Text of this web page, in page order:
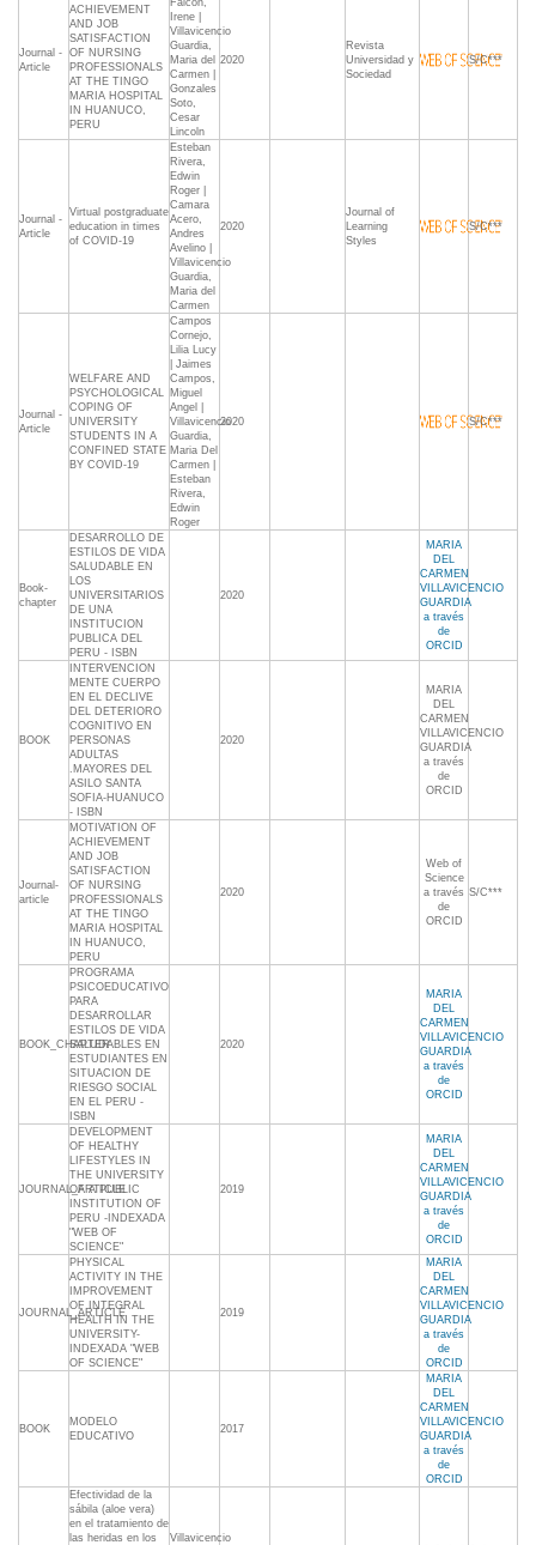
Journal -
Article
ACHIEVEMENT
AND JOB
SATISFACTION
OF NURSING
PROFESSIONALS
AT THE TINGO
MARIA HOSPITAL
IN HUANUCO,
PERU
Falcon,
Irene |
Villavicencio
Guardia,
Maria del
Carmen |
Gonzales
Soto,
Cesar
Lincoln
2020
Revista
Universidad y
Sociedad
S/C***
Journal -
Article
Virtual postgraduate
education in times
of COVID-19
Esteban
Rivera,
Edwin
Roger |
Camara
Acero,
Andres
Avelino |
Villavicencio
Guardia,
Maria del
Carmen
2020
Journal of
Learning
Styles
S/C***
Journal -
Article
WELFARE AND
PSYCHOLOGICAL
COPING OF
UNIVERSITY
STUDENTS IN A
CONFINED STATE
BY COVID-19
Campos
Cornejo,
Lilia Lucy
| Jaimes
Campos,
Miguel
Angel |
Villavicencio
Guardia,
Maria Del
Carmen |
Esteban
Rivera,
Edwin
Roger
2020 S/C***
Book-
chapter
DESARROLLO DE
ESTILOS DE VIDA
SALUDABLE EN
LOS
UNIVERSITARIOS
DE UNA
INSTITUCION
PUBLICA DEL
PERU - ISBN
2020
MARIA
DEL
CARMEN
VILLAVICENCIO
GUARDIA
a través
de
ORCID
BOOK
INTERVENCION
MENTE CUERPO
EN EL DECLIVE
DEL DETERIORO
COGNITIVO EN
PERSONAS
ADULTAS
.MAYORES DEL
ASILO SANTA
SOFIA-HUANUCO
- ISBN
2020
MARIA
DEL
CARMEN
VILLAVICENCIO
GUARDIA
a través
de
ORCID
Journal-
article
MOTIVATION OF
ACHIEVEMENT
AND JOB
SATISFACTION
OF NURSING
PROFESSIONALS
AT THE TINGO
MARIA HOSPITAL
IN HUANUCO,
PERU
2020
Web of
Science
a través
de
ORCID
S/C***
BOOK_CHAPTER
PROGRAMA
PSICOEDUCATIVO
PARA
DESARROLLAR
ESTILOS DE VIDA
SALUDABLES EN
ESTUDIANTES EN
SITUACION DE
RIESGO SOCIAL
EN EL PERU -
ISBN
2020
MARIA
DEL
CARMEN
VILLAVICENCIO
GUARDIA
a través
de
ORCID
JOURNAL_ARTICLE
DEVELOPMENT
OF HEALTHY
LIFESTYLES IN
THE UNIVERSITY
OF A PUBLIC
INSTITUTION OF
PERU -INDEXADA
"WEB OF
SCIENCE"
2019
MARIA
DEL
CARMEN
VILLAVICENCIO
GUARDIA
a través
de
ORCID
JOURNAL_ARTICLE
PHYSICAL
ACTIVITY IN THE
IMPROVEMENT
OF INTEGRAL
HEALTH IN THE
UNIVERSITY-
INDEXADA "WEB
OF SCIENCE"
2019
MARIA
DEL
CARMEN
VILLAVICENCIO
GUARDIA
a través
de
ORCID
BOOK
MODELO
EDUCATIVO
2017
MARIA
DEL
CARMEN
VILLAVICENCIO
GUARDIA
a través
de
ORCID
Efectividad de la
sábila (aloe vera)
en el tratamiento de
las heridas en los
Villavicencio